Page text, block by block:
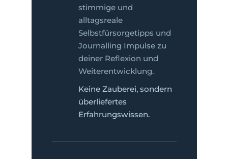
stimmige und
alltagsreale
Selbstfürsorgetipps und
Journalling Impulse zu
deiner Reflexion und
Weiterentwicklung.
Keine Zauberei, sondern
überliefertes
Erfahrungswissen.